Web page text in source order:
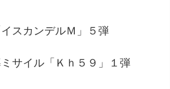
スカンデルＭ」５弾
サイル「Ｋｈ５９」１弾